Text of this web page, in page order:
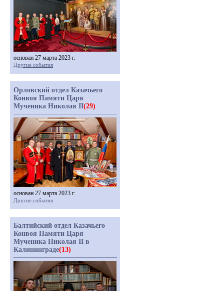
основан 27 марта 2023 г.
Другие события
Орловский отдел Казачьего
Конвоя Памяти Царя
Мученика Николая II(29)
основан 27 марта 2023 г.
Другие события
Балтийский отдел Казачьего
Конвоя Памяти Царя
Мученика Николая II в
Калининграде(13)